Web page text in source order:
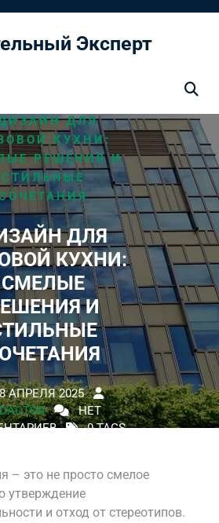
Эксперт
ДЛЯ
КУХНИ:
РЕШЕНИЯ И
СТИЛЬНЫЕ
ДЛЯ
КУХНИ:
СМЕЛЫЕ
И
АПРЕЛЯ 2025
НЕТ
0 TAGS
– это не просто смелое
утверждение
и отход от стереотипов.